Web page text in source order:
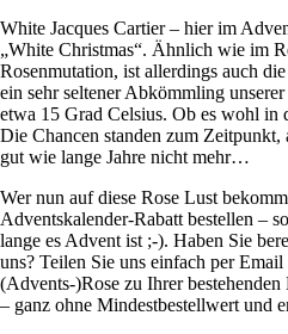
White Jacques Cartier – hier im
„White Christmas“. Ähnlich wie im
Rosenmutation, ist allerdings auch
ein sehr seltener Abkömmling
etwa 15 Grad Celsius. Ob es wohl in
Die Chancen standen zum Zeitpunkt,
gut wie lange Jahre nicht mehr…
Wer nun auf diese Rose Lust
Adventskalender-Rabatt bestellen –
lange es Advent ist ;-). Haben Sie
uns? Teilen Sie uns einfach per
(Advents-)Rose zu Ihrer
– ganz ohne Mindestbestellwert und